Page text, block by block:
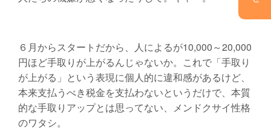
６月からスタートだから、人によるが10,000～20,000
円ほど手取りが上がるんじゃないか。これで「手取り
が上がる」という表現に個人的に違和感があるけど、
本来支払うべき税金を支払わないというだけで、本質
的な手取りアップとは思ってない、メンドクサイ性格
のワタシ。